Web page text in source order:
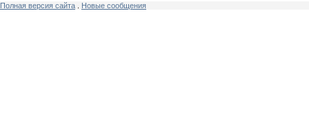
Полная версия сайта Новые сообщения